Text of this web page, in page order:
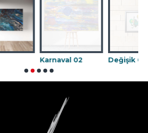
Karnaval 02 Değişik 09